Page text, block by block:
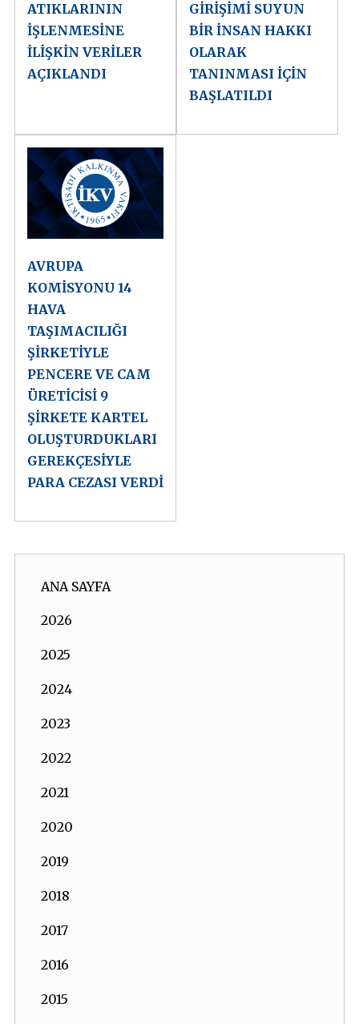
ATIKLARININ
İŞLENMESİNE
İLİŞKİN VERİLER
AÇIKLANDI
GİRİŞİMİ SUYUN
BİR İNSAN HAKKI
OLARAK
TANINMASI İÇİN
BAŞLATILDI
AVRUPA
KOMİSYONU 14
HAVA
TAŞIMACILIĞI
ŞİRKETİYLE
PENCERE VE CAM
ÜRETİCİSİ 9
ŞİRKETE KARTEL
OLUŞTURDUKLARI
GEREKÇESİYLE
PARA CEZASI VERDİ
ANA SAYFA
2026
2025
2024
2023
2022
2021
2020
2019
2018
2017
2016
2015